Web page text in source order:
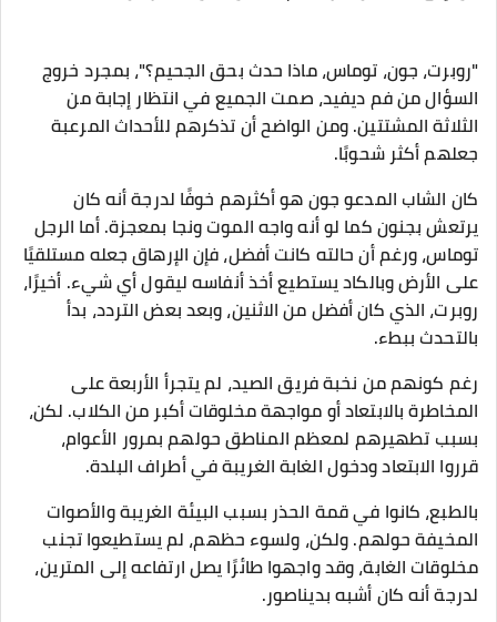
"روبرت، جون، توماس، ماذا حدث بحق الجحيم؟"، بمجرد خروج
السؤال من فم ديفيد، صمت الجميع في انتظار إجابة من
الثلاثة المشتتين. ومن الواضح أن تذكرهم للأحداث المرعبة
جعلهم أكثر شحوبًا.
كان الشاب المدعو جون هو أكثرهم خوفًا لدرجة أنه كان
يرتعش بجنون كما لو أنه واجه الموت ونجا بمعجزة. أما الرجل
توماس، ورغم أن حالته كانت أفضل، فإن الإرهاق جعله مستلقيًا
على الأرض وبالكاد يستطيع أخذ أنفاسه ليقول أي شيء. أخيرًا،
روبرت، الذي كان أفضل من الاثنين، وبعد بعض التردد، بدأ
بالتحدث ببطء.
رغم كونهم من نخبة فريق الصيد، لم يتجرأ الأربعة على
المخاطرة بالابتعاد أو مواجهة مخلوقات أكبر من الكلاب. لكن،
بسبب تطهيرهم لمعظم المناطق حولهم بمرور الأعوام،
قرروا الابتعاد ودخول الغابة الغريبة في أطراف البلدة.
بالطبع، كانوا في قمة الحذر بسبب البيئة الغريبة والأصوات
المخيفة حولهم. ولكن، ولسوء حظهم، لم يستطيعوا تجنب
مخلوقات الغابة، وقد واجهوا طائرًا يصل ارتفاعه إلى المترين،
لدرجة أنه كان أشبه بديناصور.